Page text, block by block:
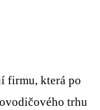
firmu, která po
trhu